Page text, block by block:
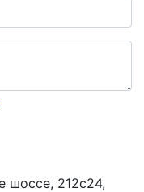
шоссе, 212с24,